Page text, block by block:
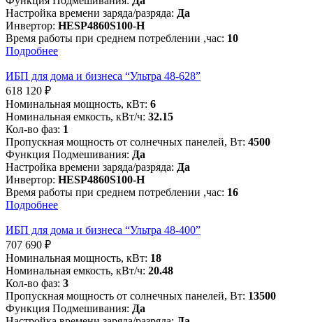
Настройка времени заряда/разряда: Да
Инвертор: HESP4860S100-H
Время работы при среднем потреблении ,час: 10
Подробнее
ИБП для дома и бизнеса “Ультра 48-628”
618 120 ₽
Номинальная мощность, кВт: 6
Номинальная емкость, кВт/ч: 32.15
Кол-во фаз: 1
Пропускная мощность от солнечных панелей, Вт: 4500
Функция Подмешивания: Да
Настройка времени заряда/разряда: Да
Инвертор: HESP4860S100-H
Время работы при среднем потреблении ,час: 16
Подробнее
ИБП для дома и бизнеса “Ультра 48-400”
707 690 ₽
Номинальная мощность, кВт: 18
Номинальная емкость, кВт/ч: 20.48
Кол-во фаз: 3
Пропускная мощность от солнечных панелей, Вт: 13500
Функция Подмешивания: Да